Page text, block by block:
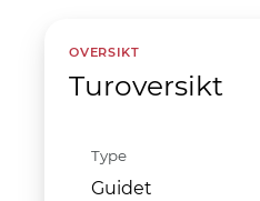
OVERSIKT
Turoversikt
Type
Guidet